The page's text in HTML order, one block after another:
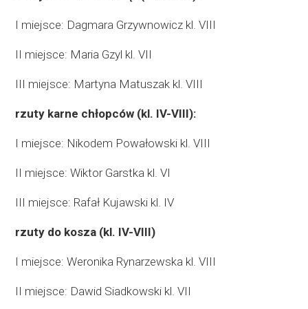
I miejsce: Dagmara Grzywnowicz kl. VIII
II miejsce: Maria Gzyl kl. VII
III miejsce: Martyna Matuszak kl. VIII
rzuty karne chłopców (kl. IV-VIII):
I miejsce: Nikodem Powałowski kl. VIII
II miejsce: Wiktor Garstka kl. VI
III miejsce: Rafał Kujawski kl. IV
rzuty do kosza (kl. IV-VIII)
I miejsce: Weronika Rynarzewska kl. VIII
II miejsce: Dawid Siadkowski kl. VII